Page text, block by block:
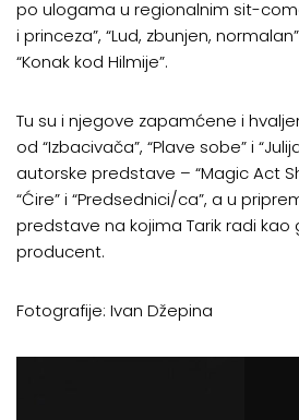
po ulogama u regionalnim sit-
i princeza”, “Lud, zbunjen,
“Konak kod Hilmije”.
Tu su i njegove zapamćene i
od “Izbacivača”, “Plave sobe” i
autorske predstave – “Magic Act
“Ćire” i “Predsednici/ca”, a u
predstave na kojima Tarik radi kao
producent.
Fotografije: Ivan Džepina